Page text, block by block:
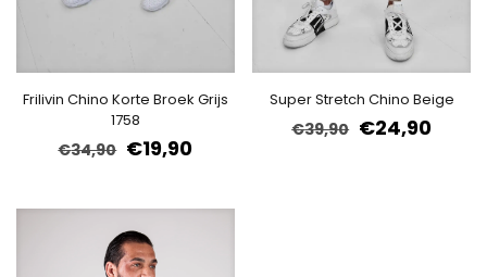
Frilivin Chino Korte Broek Grijs
1758
€34,90 €19,90
Super Stretch Chino Beige
€39,90 €24,90